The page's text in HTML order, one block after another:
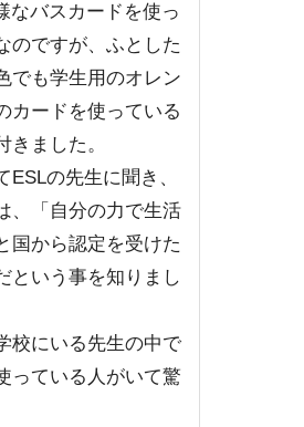
なバスカードを使っ
のですが、ふとした
でも学生用のオレン
カードを使っている
きました。
の先生に聞き、
、「自分の力で生活
国から認定を受けた
という事を知りまし
校にいる先生の中で
っている人がいて驚